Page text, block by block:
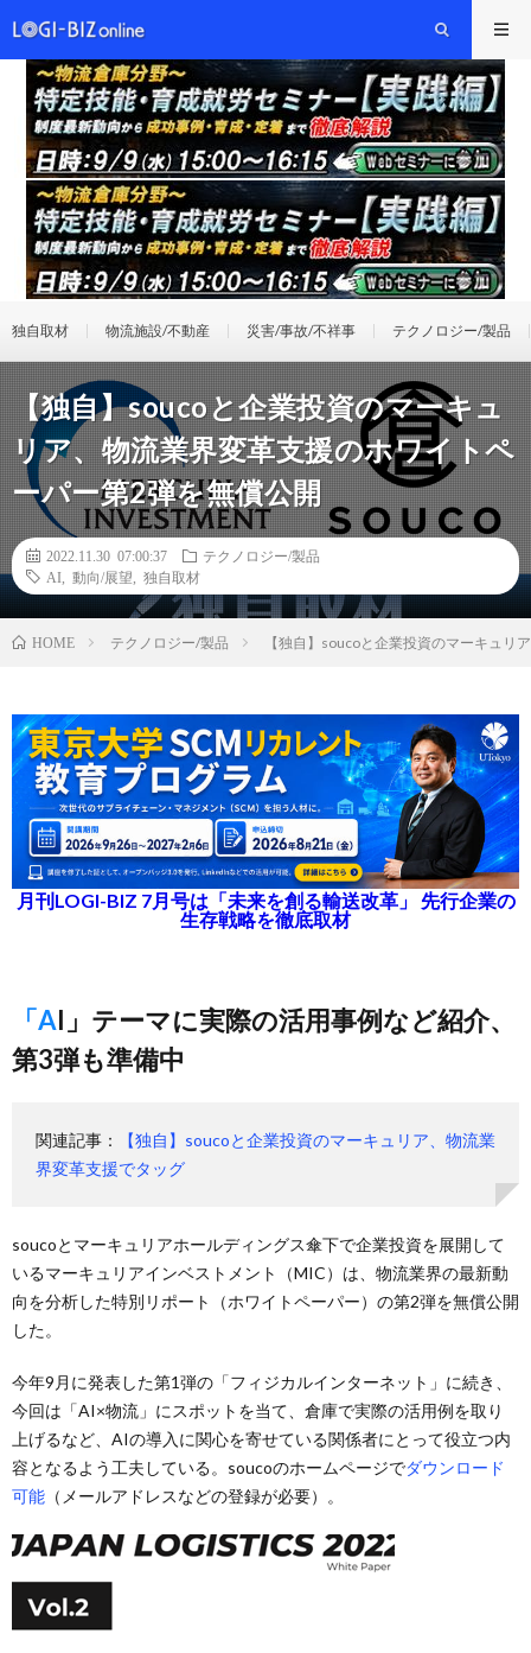
独自取材 物流施設/不動産 災害/事故/不祥事 テクノロジー/製品
【独自】soucoと企業投資のマーキュ
リア、物流業界変革支援のホワイトペ
ーパー第2弾を無償公開
2022.11.30 07:00:37
テクノロジー/製品
AI
動向/展望 独自取材
HOME テクノロジー/製品 【独自】soucoと企業投資のマーキュリ
月刊LOGI-BIZ 7月号は「未来を創る輸送改革」 先行企業の
生存戦略を徹底取材
「AI」テーマに実際の活用事例など紹介、
第3弾も準備中
関連記事：
【独自】soucoと企業投資のマーキュリア、物流業
界変革支援でタッグ
soucoとマーキュリアホールディングス傘下で企業投資を展開して
いるマーキュリアインベストメント（MIC）は、物流業界の最新動
向を分析した特別リポート（ホワイトペーパー）の第2弾を無償公開
した。
今年9月に発表した第1弾の「フィジカルインターネット」に続き、
今回は「AI×物流」にスポットを当て、倉庫で実際の活用例を取り
上げるなど、AIの導入に関心を寄せている関係者にとって役立つ内
容となるよう工夫している。soucoのホームページでダウンロード
可能 （メールアドレスなどの登録が必要）。